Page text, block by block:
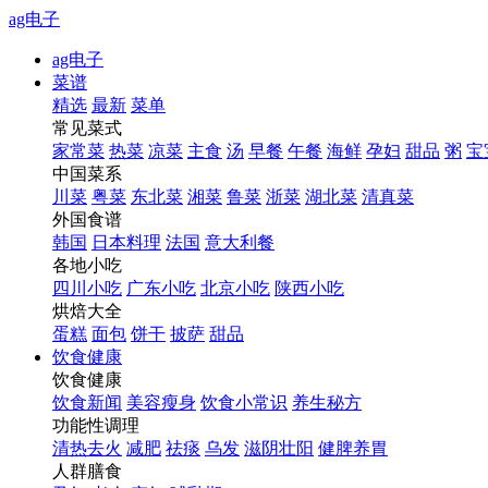
ag电子
ag电子
菜谱
精选 最新 菜单
常见菜式
家常菜 热菜 凉菜 主食 汤 早餐 午餐 海鲜 孕妇 甜品 粥 宝
中国菜系
川菜 粤菜 东北菜 湘菜 鲁菜 浙菜 湖北菜 清真菜
外国食谱
韩国 日本料理 法国 意大利餐
各地小吃
四川小吃 广东小吃 北京小吃 陕西小吃
烘焙大全
蛋糕 面包 饼干 披萨 甜品
饮食健康
饮食健康
饮食新闻 美容瘦身 饮食小常识 养生秘方
功能性调理
清热去火 减肥 祛痰 乌发 滋阴壮阳 健脾养胃
人群膳食